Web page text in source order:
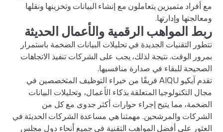
مع أفراد متميزين يتعاملون مع إنشاء البيانات وتخزينها ونقلها
ومعالجتها وإدارتها.
ربط المواهب الرقمية والأعمال الحديثة
تتطور التقنيات الجديدة في تحليلات البيانات الضخمة باستمرار
بمرور الوقت. نتيجة لذلك، يجب على الشركات تنفيذ الاتجاهات
الصحيحة للبقاء في صدارة منافسيها.
تقدم آيكيو AIQU فريقًا من خبراء التوظيف المتخصصين في
مجال التكنولوجيا المتعلقة بذكاء الأعمال، وتحليلات البيانات
الضخمة، مما يتيح إجراء حوارات أكثر جدوى مع كل من
الشركات والمرشحين. مهمتنا هي مساعدة الشركات الحديثة في
العثور على أفضل المواهب التقنية في جميع أنحاء دول مجلس